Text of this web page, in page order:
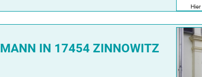
IN 17454 ZINNOWITZ